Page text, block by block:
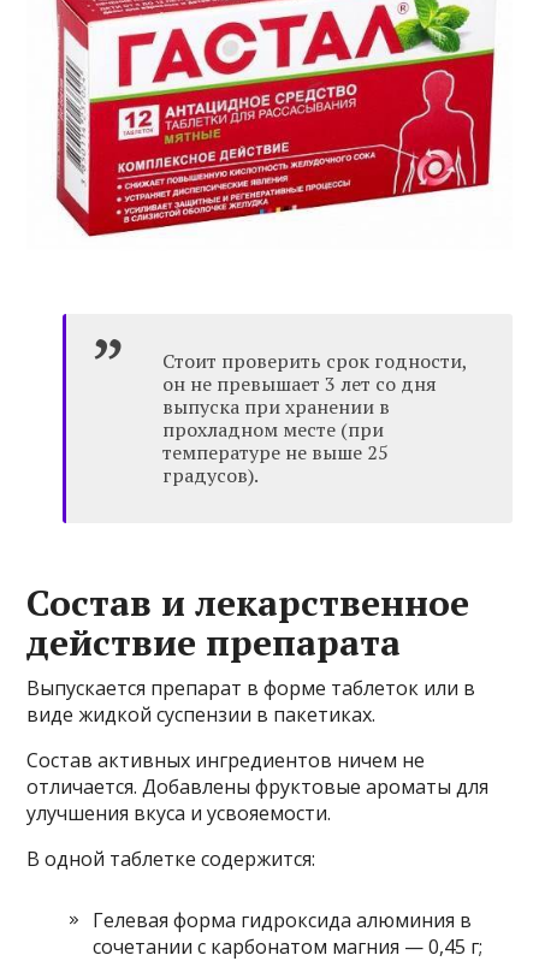
Стоит проверить срок годности,
он не превышает 3 лет со дня
выпуска при хранении в
прохладном месте (при
температуре не выше 25
градусов).
Состав и лекарственное
действие препарата
Выпускается препарат в форме таблеток или в
виде жидкой суспензии в пакетиках.
Состав активных ингредиентов ничем не
отличается. Добавлены фруктовые ароматы для
улучшения вкуса и усвояемости.
В одной таблетке содержится:
Гелевая форма гидроксида алюминия в
сочетании с карбонатом магния — 0,45 г;